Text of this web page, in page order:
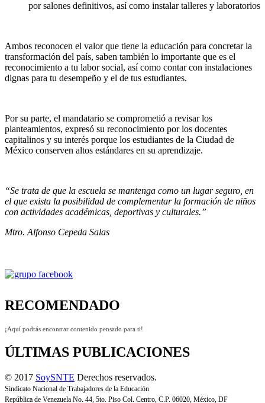
por salones definitivos, así como instalar talleres y laboratorios
Ambos reconocen el valor que tiene la educación para concretar la
transformación del país, saben también lo importante que es el
reconocimiento a tu labor social, así como contar con instalaciones
dignas para tu desempeño y el de tus estudiantes.
Por su parte, el mandatario se comprometió a revisar los
planteamientos, expresó su reconocimiento por los docentes
capitalinos y su interés porque los estudiantes de la Ciudad de
México conserven altos estándares en su aprendizaje.
“Se trata de que la escuela se mantenga como un lugar seguro, en
el que exista la posibilidad de complementar la formación de niños
con actividades académicas, deportivas y culturales.”
Mtro. Alfonso Cepeda Salas
RECOMENDADO
¡Aquí podrás encontrar contenido pensado para ti!
ÚLTIMAS PUBLICACIONES
© 2017 SoySNTE Derechos reservados.
Sindicato Nacional de Trabajadores de la Educación
República de Venezuela No. 44, 5to. Piso Col. Centro, C.P. 06020, México, DF